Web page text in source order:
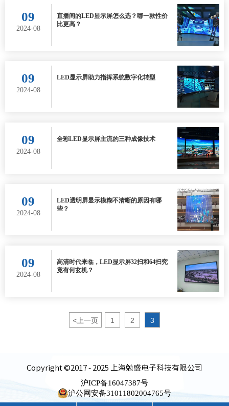
09
2024-08
直播间的LED显示屏怎么选？哪一款性价
比更高？
09
2024-08
LED显示屏助力指挥系统数字化转型
09
2024-08
全彩LED显示屏主流的三种成像技术
09
2024-08
LED透明屏显示模糊不清晰的原因有哪
些？
09
2024-08
高清时代来临，LED显示屏32扫和64扫究
竟有何玄机？
<上一页 1 2 3
Copyright ©2017 - 2025 上海勉盛电子科技有限公司
沪ICP备16047387号
沪公网安备31011802004765号